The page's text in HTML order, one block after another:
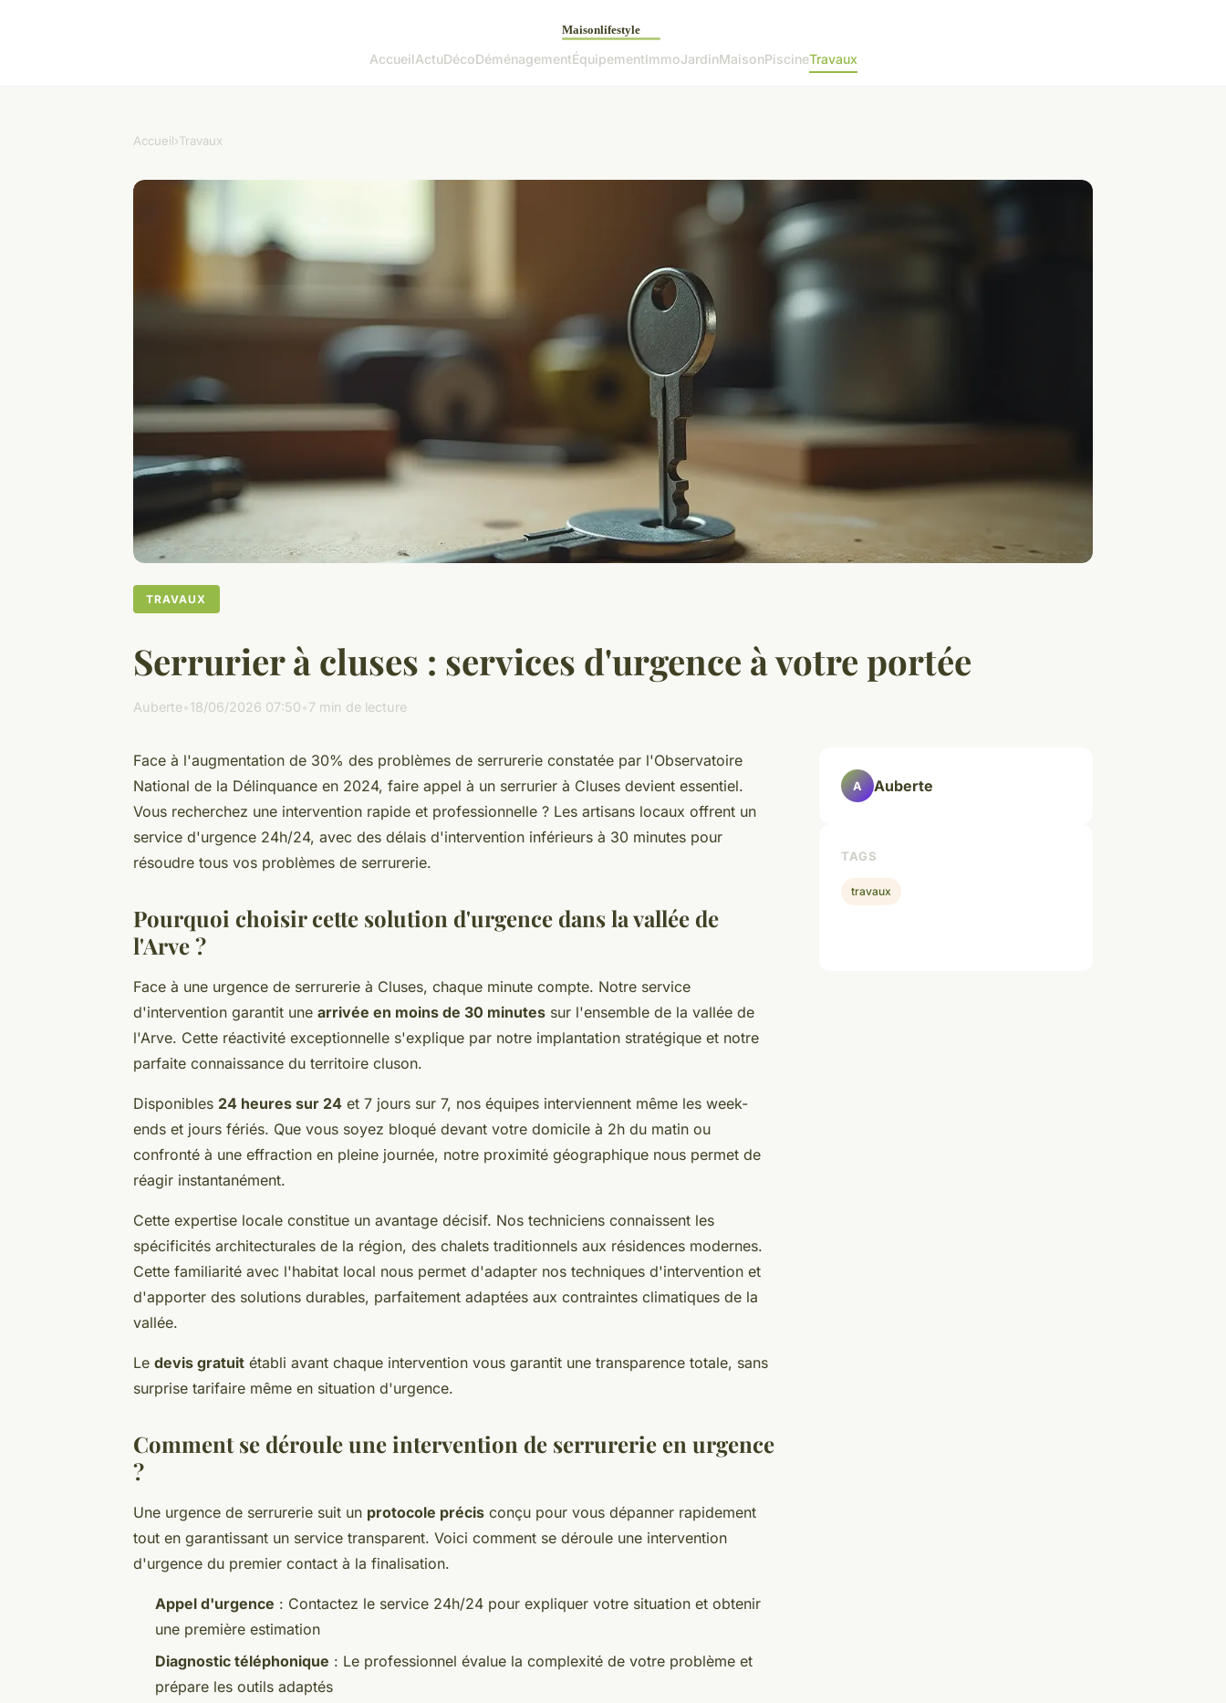
AccueilActuDécoDéménagementÉquipementImmoJardinMaisonPiscineTravaux
Accueil›Travaux
TRAVAUX
Serrurier à cluses : services d'urgence à votre portée
Auberte 18/06/2026 07:50 7 min de lecture
Face à l'augmentation de 30% des problèmes de serrurerie constatée par l'Observatoire
National de la Délinquance en 2024, faire appel à un serrurier à Cluses devient essentiel.
Vous recherchez une intervention rapide et professionnelle ? Les artisans locaux offrent un
service d'urgence 24h/24, avec des délais d'intervention inférieurs à 30 minutes pour
résoudre tous vos problèmes de serrurerie.
Pourquoi choisir cette solution d'urgence dans la vallée de
l'Arve ?
Face à une urgence de serrurerie à Cluses, chaque minute compte. Notre service
d'intervention garantit une arrivée en moins de 30 minutes sur l'ensemble de la vallée de
l'Arve. Cette réactivité exceptionnelle s'explique par notre implantation stratégique et notre
parfaite connaissance du territoire cluson.
Disponibles 24 heures sur 24 et 7 jours sur 7, nos équipes interviennent même les week-
ends et jours fériés. Que vous soyez bloqué devant votre domicile à 2h du matin ou
confronté à une effraction en pleine journée, notre proximité géographique nous permet de
réagir instantanément.
Cette expertise locale constitue un avantage décisif. Nos techniciens connaissent les
spécificités architecturales de la région, des chalets traditionnels aux résidences modernes.
Cette familiarité avec l'habitat local nous permet d'adapter nos techniques d'intervention et
d'apporter des solutions durables, parfaitement adaptées aux contraintes climatiques de la
vallée.
Le devis gratuit établi avant chaque intervention vous garantit une transparence totale, sans
surprise tarifaire même en situation d'urgence.
Comment se déroule une intervention de serrurerie en urgence
?
Une urgence de serrurerie suit un protocole précis conçu pour vous dépanner rapidement
tout en garantissant un service transparent. Voici comment se déroule une intervention
d'urgence du premier contact à la finalisation.
Appel d'urgence : Contactez le service 24h/24 pour expliquer votre situation et obtenir
une première estimation
Diagnostic téléphonique : Le professionnel évalue la complexité de votre problème et
prépare les outils adaptés
A Auberte
TAGS
travaux